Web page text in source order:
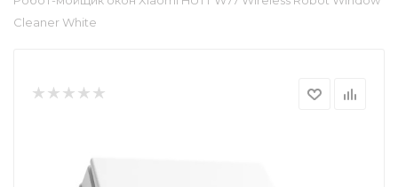
Cleaner White